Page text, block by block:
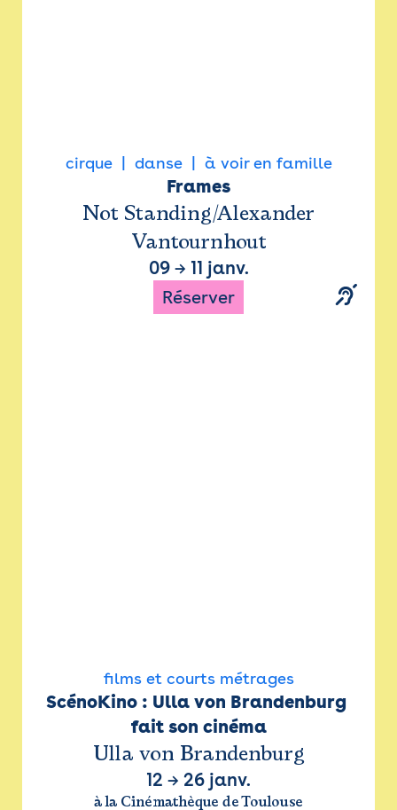
cirque danse à voir en famille
Frames
Not Standing/Alexander
Vantournhout
09→ 11 janv.
Réserver
films et courts métrages
ScénoKino : Ulla von Brandenburg
fait son cinéma
Ulla von Brandenburg
12 → 26 janv.
à la Cinémathèque de Toulouse